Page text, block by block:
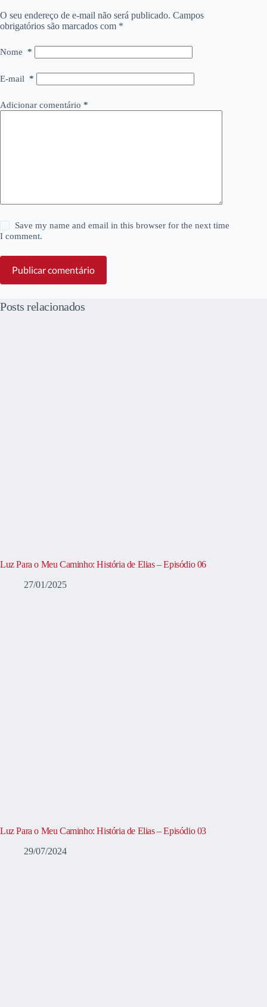
O seu endereço de e-mail não será publicado. Campos
obrigatórios são marcados com *
Nome *
E-mail *
Adicionar comentário *
Save my name and email in this browser for the next time
I comment.
Publicar comentário
Posts relacionados
Luz Para o Meu Caminho: História de Elias – Episódio 06
27/01/2025
Luz Para o Meu Caminho: História de Elias – Episódio 03
29/07/2024